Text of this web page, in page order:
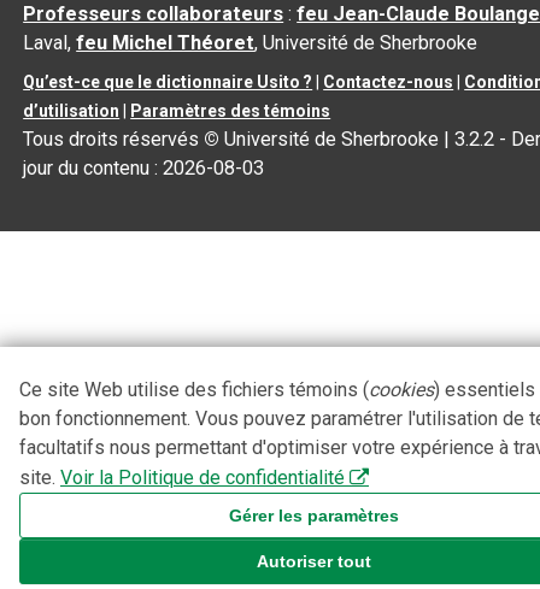
Professeurs collaborateurs :feu Jean-Claude
Laval,feu Michel Théoret, Université de Sherbrooke
Qu’est-ce que le dictionnaire Usito ? Contactez-nous
d’utilisation
Paramètres des témoins
Tous droits réservés © Université de Sherbrooke |3.2.2 -
jour du contenu :2026-08-03
Ce site Web utilise des fichiers témoins (cookies) essentiels
bon fonctionnement. Vous pouvez paramétrer l'utilisation de
facultatifs nous permettant d'optimiser votre expérience à
site. Voir la Politique de confidentialité
Gérer les paramètres
Autoriser tout